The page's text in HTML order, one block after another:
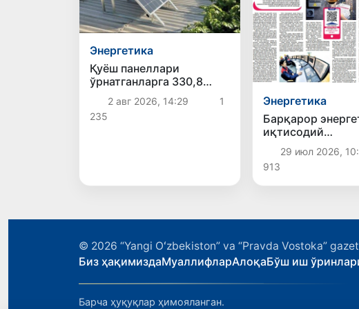
Энергетика
Қуёш панеллари
ўрнатганларга 330,8
млрд сўмдан зиёд
субсидия берилган
2 авг 2026, 14:29
1
235
Энергетика
Барқарор
иқтисодий
ривожланишнинг
омили
29 июл 2026,
913
© 2026 “Yangi Oʻzbekiston” va “Pravda Vostoka”
Биз ҳақимиздаМуаллифларАлоқаБўш иш
Барча ҳуқуқлар ҳимояланган.